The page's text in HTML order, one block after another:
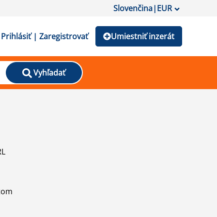
Slovenčina|EUR
Prihlásiť | Zaregistrovať Umiestniť inzerát
Vyhľadať